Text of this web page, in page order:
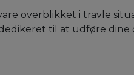
overblikket i travle
til at udføre dine